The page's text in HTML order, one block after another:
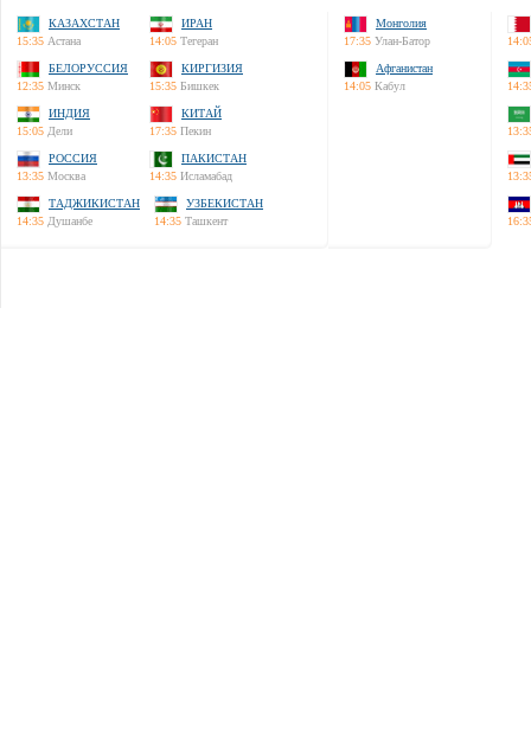
КАЗАХСТАН
15:35 Астана
ИРАН
14:05 Тегеран
БЕЛОРУССИЯ
12:35 Минск
КИРГИЗИЯ
15:35 Бишкек
ИНДИЯ
15:05 Дели
КИТАЙ
17:35 Пекин
РОССИЯ
13:35 Москва
ПАКИСТАН
14:35 Исламабад
ТАДЖИКИСТАН
14:35 Душанбе
УЗБЕКИСТАН
14:35 Ташкент
Монголия
17:35 Улан-Батор
Афганистан
14:05 Кабул